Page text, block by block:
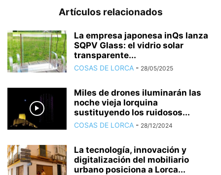
Artículos relacionados
La empresa japonesa inQs lanza
SQPV Glass: el vidrio solar
transparente...
COSAS DE LORCA - 28/05/2025
Miles de drones iluminarán las
noche vieja lorquina
sustituyendo los ruidosos...
COSAS DE LORCA - 28/12/2024
La tecnología, innovación y
digitalización del mobiliario
urbano posiciona a Lorca...